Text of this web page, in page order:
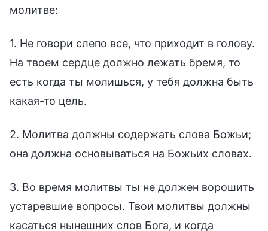
молитве:
1. Не говори слепо все, что приходит в голову.
На твоем сердце должно лежать бремя, то
есть когда ты молишься, у тебя должна быть
какая-то цель.
2. Молитва должны содержать слова Божьи;
она должна основываться на Божьих словах.
3. Во время молитвы ты не должен ворошить
устаревшие вопросы. Твои молитвы должны
касаться нынешних слов Бога, и когда